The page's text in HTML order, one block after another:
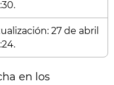
27 de abril
en los